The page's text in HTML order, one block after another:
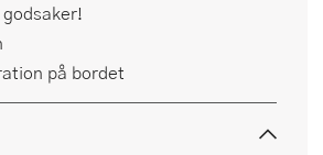
på bordet